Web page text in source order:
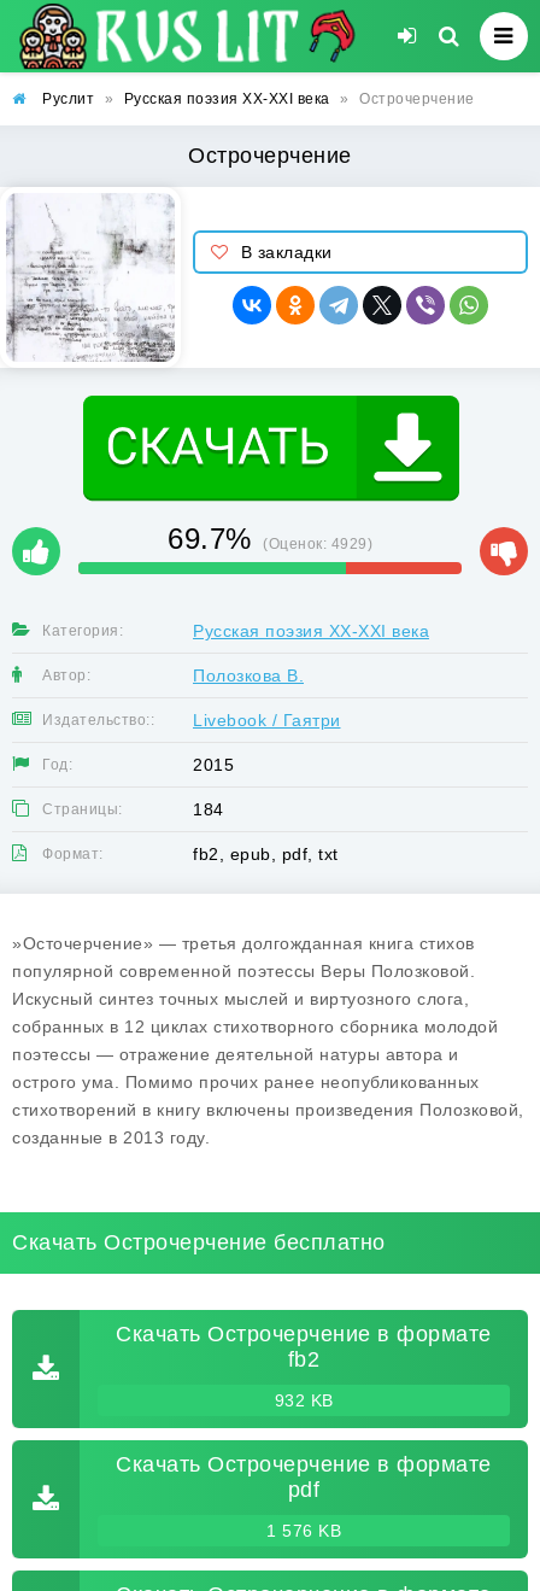
Руслит » Русская поэзия XX-XXI века » Острочерчение
Острочерчение
В закладки
69.7% (Оценок: 4929)
Категория: Русская поэзия XX-XXI века
Автор: Полозкова В.
Издательство:: Livebook / Гаятри
Год: 2015
Страницы: 184
Формат: fb2, epub, pdf, txt
»Осточерчение» — третья долгожданная книга стихов
популярной современной поэтессы Веры Полозковой.
Искусный синтез точных мыслей и виртуозного слога,
собранных в 12 циклах стихотворного сборника молодой
поэтессы — отражение деятельной натуры автора и
острого ума. Помимо прочих ранее неопубликованных
стихотворений в книгу включены произведения Полозковой,
созданные в 2013 году.
Скачать Острочерчение бесплатно
Скачать Острочерчение в формате
fb2
932 KB
Скачать Острочерчение в формате
pdf
1 576 KB